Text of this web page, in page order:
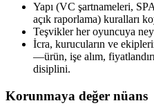
Yapı (VC şartnameleri,
açık raporlama) kuralları
Teşvikler her oyuncuya
İcra, kurucuların ve
—ürün, işe alım,
disiplini.
Korunmaya değer nüans